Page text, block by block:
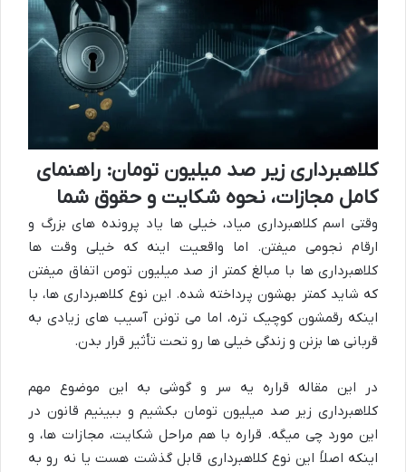
کلاهبرداری زیر صد میلیون تومان: راهنمای
کامل مجازات، نحوه شکایت و حقوق شما
وقتی اسم کلاهبرداری میاد، خیلی ها یاد پرونده های بزرگ و
ارقام نجومی میفتن. اما واقعیت اینه که خیلی وقت ها
کلاهبرداری ها با مبالغ کمتر از صد میلیون تومن اتفاق میفتن
که شاید کمتر بهشون پرداخته شده. این نوع کلاهبرداری ها، با
اینکه رقمشون کوچیک تره، اما می تونن آسیب های زیادی به
قربانی ها بزنن و زندگی خیلی ها رو تحت تأثیر قرار بدن.
در این مقاله قراره یه سر و گوشی به این موضوع مهم
کلاهبرداری زیر صد میلیون تومان بکشیم و ببینیم قانون در
این مورد چی میگه. قراره با هم مراحل شکایت، مجازات ها، و
اینکه اصلاً این نوع کلاهبرداری قابل گذشت هست یا نه رو به